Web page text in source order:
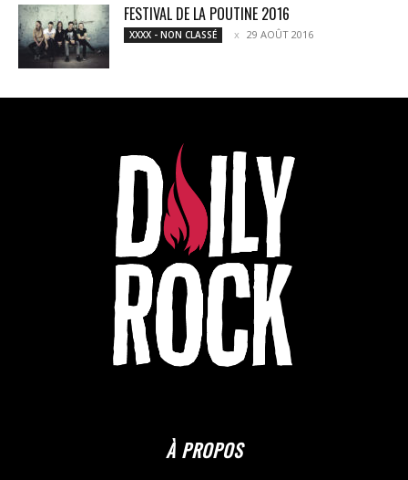
FESTIVAL DE LA POUTINE 2016
XXXX - NON CLASSÉ 29 AOÛT 2016
À PROPOS